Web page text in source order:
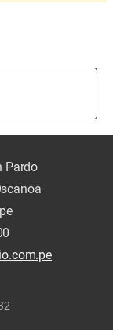
Pardo